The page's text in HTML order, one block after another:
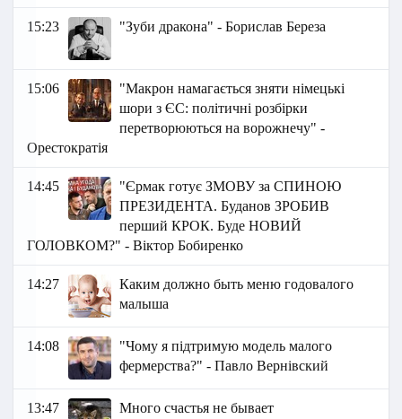
15:23 "Зуби дракона" - Борислав Береза
15:06
"Макрон намагається зняти німецькі
шори з ЄС: політичні розбірки
перетворюються на ворожнечу" -
Орестократія
14:45
"Єрмак готує ЗМОВУ за СПИНОЮ
ПРЕЗИДЕНТА. Буданов ЗРОБИВ
перший КРОК. Буде НОВИЙ
ГОЛОВКОМ?" - Віктор Бобиренко
14:27
Каким должно быть меню годовалого
малыша
14:08
"Чому я підтримую модель малого
фермерства?" - Павло Вернівский
13:47 Много счастья не бывает